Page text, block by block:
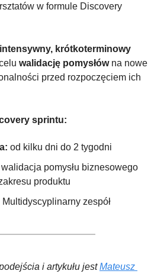
w formule Discovery
intensywny, krótkoterminowy
walidację pomysłów na nowe
przed rozpoczęciem ich
sprintu:
od kilku dni do 2 tygodni
pomysłu biznesowego
produktu
Multidyscyplinarny zespół
i artykułu jest Mateusz